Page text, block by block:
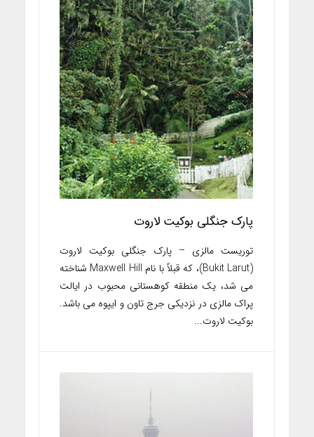
پارک جنگلی بوکیت لاروت
توریست مالزی – پارک جنگلی بوکیت لاروت
(Bukit Larut)، که قبلاً با نام Maxwell Hill شناخته
می شد، یک منطقه کوهستانی محبوب در ایالت
پراک مالزی در نزدیکی جرج تاون و ایپوه می باشد.
بوکیت لاروت...